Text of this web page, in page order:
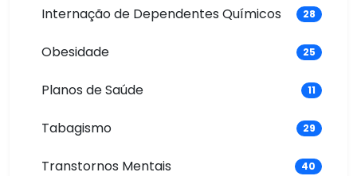
Internação de Dependentes Químicos 28
Obesidade 25
Planos de Saúde 11
Tabagismo 29
Transtornos Mentais 40